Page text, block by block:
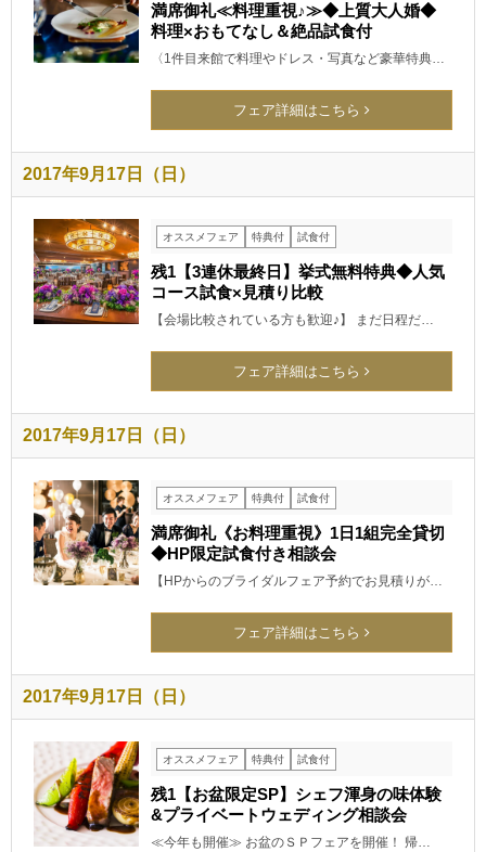
満席御礼≪料理重視♪≫◆上質大人婚◆
料理×おもてなし＆絶品試食付
〈1件目来館で料理やドレス・写真など豪華特典…
フェア詳細はこちら
2017年9月17日（日）
オススメフェア 特典付 試食付
残1【3連休最終日】挙式無料特典◆人気
コース試食×見積り比較
【会場比較されている方も歓迎♪】 まだ日程だ…
フェア詳細はこちら
2017年9月17日（日）
オススメフェア 特典付 試食付
満席御礼《お料理重視》1日1組完全貸切
◆HP限定試食付き相談会
【HPからのブライダルフェア予約でお見積りが…
フェア詳細はこちら
2017年9月17日（日）
オススメフェア 特典付 試食付
残1【お盆限定SP】シェフ渾身の味体験
&プライベートウェディング相談会
≪今年も開催≫ お盆のＳＰフェアを開催！ 帰…